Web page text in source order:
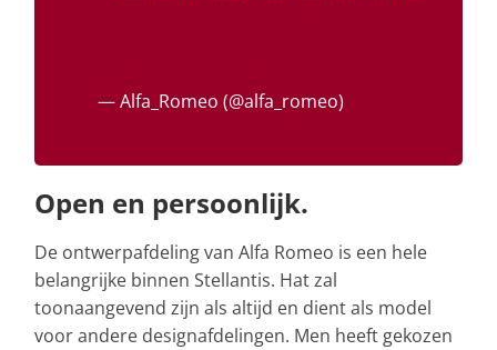
— Alfa_Romeo (@alfa_romeo)
Open en persoonlijk.
De ontwerpafdeling van Alfa Romeo is een hele
belangrijke binnen Stellantis. Hat zal
toonaangevend zijn als altijd en dient als model
voor andere designafdelingen. Men heeft gekozen